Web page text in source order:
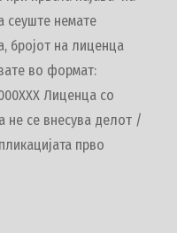
сеуште немате
бројот на лиценца
во формат:
Лиценца со
не се внесува делот /
прво